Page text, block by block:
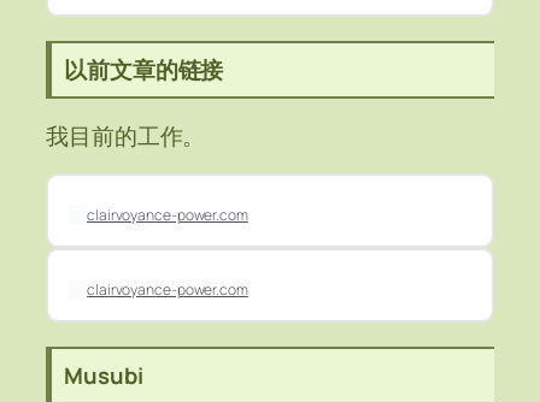
以前文章的链接
我目前的工作。
clairvoyance-power.com
clairvoyance-power.com
Musubi